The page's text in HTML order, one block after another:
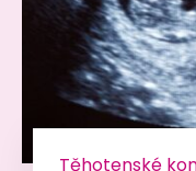
Těhotenské